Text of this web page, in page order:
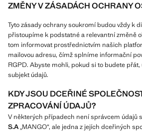
ZMĚNY V ZÁSADÁCH OCHRANY
Tyto zásady ochrany soukromí budou vždy k
přistoupíme k podstatné a relevantní změně
tom informovat prostřednictvím našich
mailovou adresu, čímž splníme informační
RGPD. Abyste mohli, pokud si to budete
subjekt údajů.
KDY JSOU DCEŘINÉ
ZPRACOVÁNÍ ÚDAJŮ?
V některých případech není správcem údajů
S.A„MANGO“, ale jedna z jejích dceřiných